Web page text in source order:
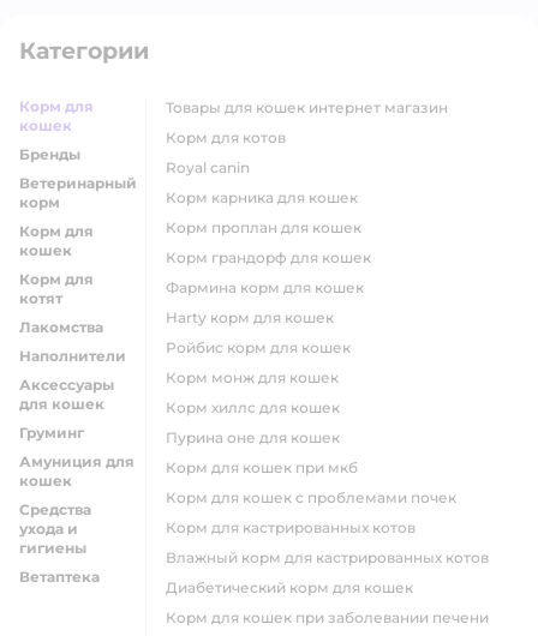
Категории
Корм для
кошек
Бренды
Ветеринарный
корм
Корм для
кошек
Корм для
котят
Лакомства
Наполнители
Аксессуары
для кошек
Груминг
Амуниция для
кошек
Средства
ухода и
гигиены
Ветаптека
товары для кошек интернет магазин
корм для котов
royal canin
корм карника для кошек
корм проплан для кошек
корм грандорф для кошек
фармина корм для кошек
harty корм для кошек
ройбис корм для кошек
корм монж для кошек
корм хиллс для кошек
пурина оне для кошек
корм для кошек при мкб
корм для кошек с проблемами почек
Корм для кастрированных котов
влажный корм для кастрированных котов
диабетический корм для кошек
корм для кошек при заболевании печени